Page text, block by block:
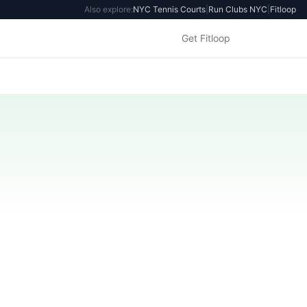
Also explore:NYC Tennis Courts Run Clubs NYC Fitloop
Get Fitloop